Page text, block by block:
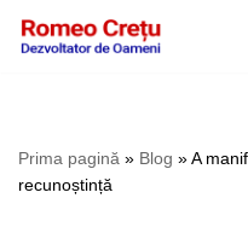
Prima pagină » Blog »A
recunoștință